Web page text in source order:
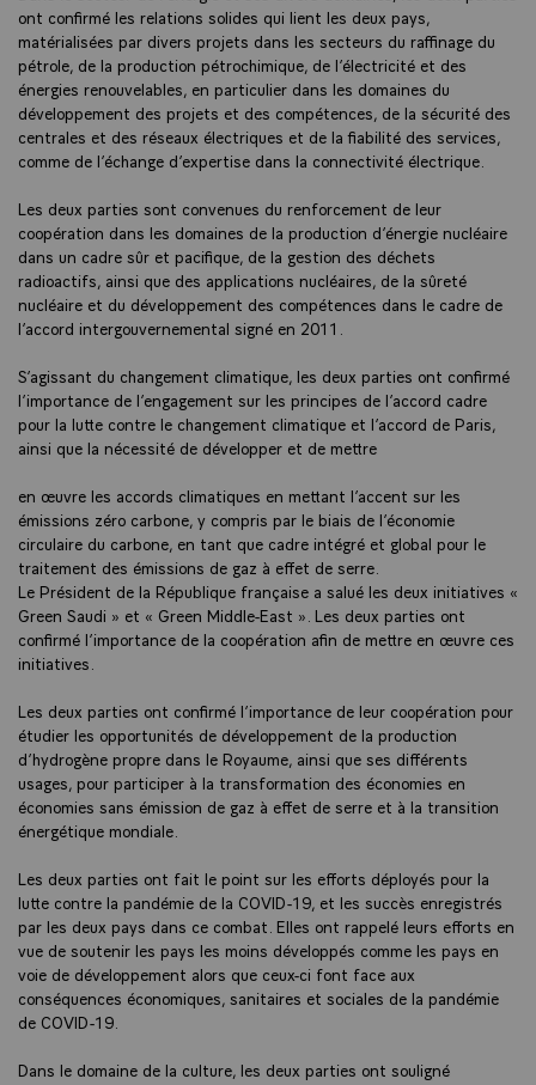
ont confirmé les relations solides qui lient les deux pays,
matérialisées par divers projets dans les secteurs du raffinage du
pétrole, de la production pétrochimique, de l’électricité et des
énergies renouvelables, en particulier dans les domaines du
développement des projets et des compétences, de la sécurité des
centrales et des réseaux électriques et de la fiabilité des services,
comme de l’échange d’expertise dans la connectivité électrique.
Les deux parties sont convenues du renforcement de leur
coopération dans les domaines de la production d’énergie nucléaire
dans un cadre sûr et pacifique, de la gestion des déchets
radioactifs, ainsi que des applications nucléaires, de la sûreté
nucléaire et du développement des compétences dans le cadre de
l’accord intergouvernemental signé en 2011.
S’agissant du changement climatique, les deux parties ont confirmé
l’importance de l’engagement sur les principes de l’accord cadre
pour la lutte contre le changement climatique et l’accord de Paris,
ainsi que la nécessité de développer et de mettre
en œuvre les accords climatiques en mettant l’accent sur les
émissions zéro carbone, y compris par le biais de l’économie
circulaire du carbone, en tant que cadre intégré et global pour le
traitement des émissions de gaz à effet de serre.
Le Président de la République française a salué les deux initiatives «
Green Saudi » et « Green Middle-East ». Les deux parties ont
confirmé l’importance de la coopération afin de mettre en œuvre ces
initiatives.
Les deux parties ont confirmé l’importance de leur coopération pour
étudier les opportunités de développement de la production
d’hydrogène propre dans le Royaume, ainsi que ses différents
usages, pour participer à la transformation des économies en
économies sans émission de gaz à effet de serre et à la transition
énergétique mondiale.
Les deux parties ont fait le point sur les efforts déployés pour la
lutte contre la pandémie de la COVID-19, et les succès enregistrés
par les deux pays dans ce combat. Elles ont rappelé leurs efforts en
vue de soutenir les pays les moins développés comme les pays en
voie de développement alors que ceux-ci font face aux
conséquences économiques, sanitaires et sociales de la pandémie
de COVID-19.
Dans le domaine de la culture, les deux parties ont souligné